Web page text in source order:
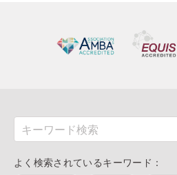
よく検索されているキーワード：